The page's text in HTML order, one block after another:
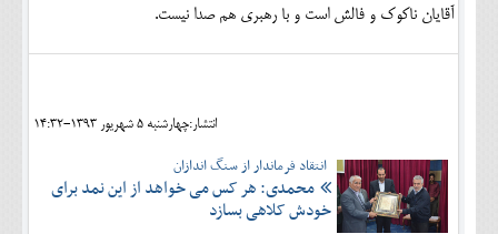
آقايان ناکوک و فالش است و با رهبری هم صدا نیست.
انتشار:چهارشنبه 5 شهريور 1393-14:32
انتقاد فرماندار از سنگ اندازان
محمدی: هر کس می خواهد از این نمد برای
خودش کلاهی بسازد